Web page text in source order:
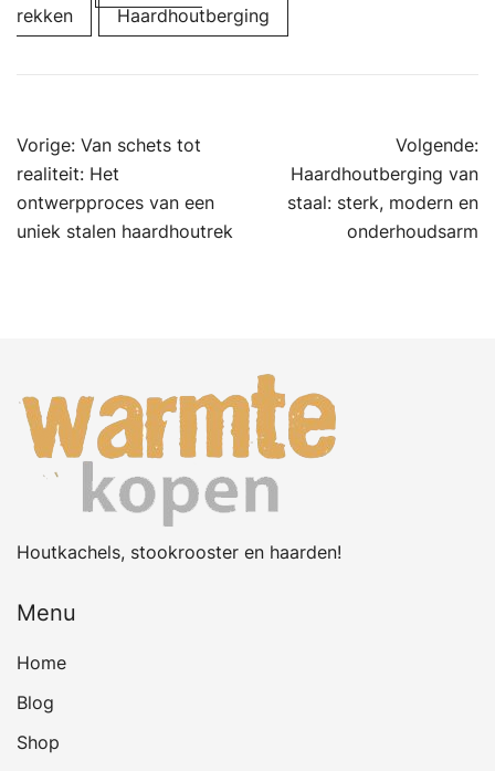
rekken
Haardhoutberging
Bericht
navigatie
Vorige: Van schets tot
realiteit: Het
ontwerpproces van een
uniek stalen haardhoutrek
Volgende:
Haardhoutberging van
staal: sterk, modern en
onderhoudsarm
Houtkachels, stookrooster en haarden!
Menu
Home
Blog
Shop